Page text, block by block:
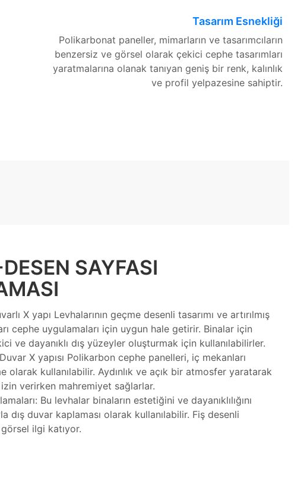
Tasarım Esnekliği
Polikarbonat paneller, mimarların ve tasarımcıların
benzersiz ve görsel olarak çekici cephe tasarımları
yaratmalarına olanak tanıyan geniş bir renk, kalınlık
ve profil yelpazesine sahiptir.
SAYFASI
X yapı Levhalarının geçme desenli tasarımı ve artırılmış
cephe uygulamaları için uygun hale getirir. Binalar için
ve dayanıklı dış yüzeyler oluşturmak için kullanılabilirler.
X yapısı Polikarbon cephe panelleri, iç mekanları
olarak kullanılabilir. Aydınlık ve açık bir atmosfer yaratarak
izin verirken mahremiyet sağlarlar.
Bu levhalar binaların estetiğini ve dayanıklılığını
dış duvar kaplaması olarak kullanılabilir. Fiş desenli
ilgi katıyor.